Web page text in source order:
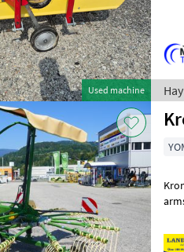
Used machine
arms, tandem axle, front feeler wheel,